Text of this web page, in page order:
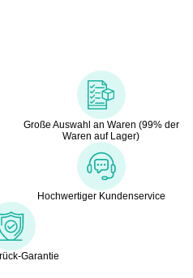
Große Auswahl an Waren (99% der
Waren auf Lager)
Hochwertiger Kundenservice
Garantie